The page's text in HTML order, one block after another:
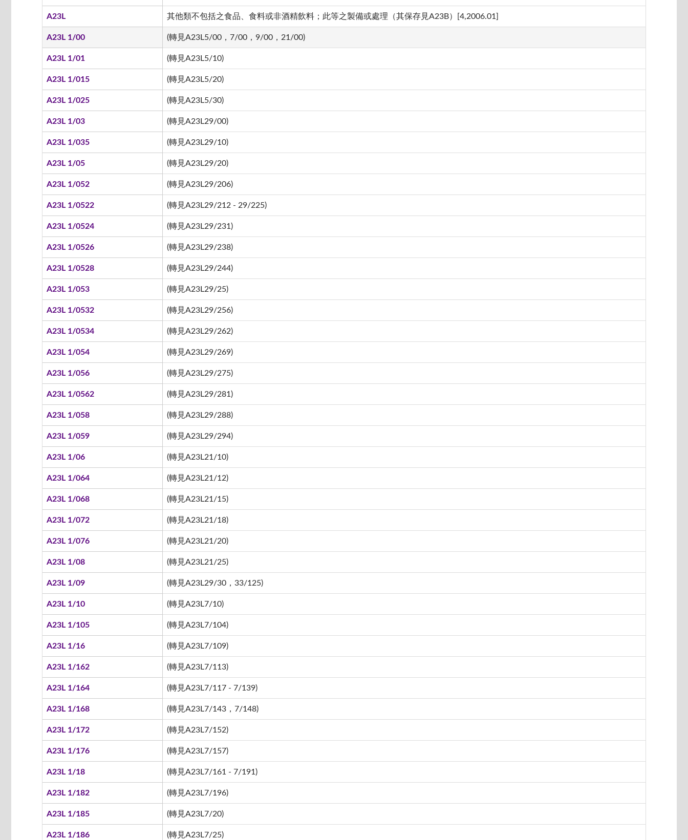
A23L 其他類不包括之食品、食料或非酒精飲料；此等之製備或處理（其保存見A23B）[4,2006.01]
A23L 1/00 (轉見A23L5/00，7/00，9/00，21/00)
A23L 1/01 (轉見A23L5/10)
A23L 1/015 (轉見A23L5/20)
A23L 1/025 (轉見A23L5/30)
A23L 1/03 (轉見A23L29/00)
A23L 1/035 (轉見A23L29/10)
A23L 1/05 (轉見A23L29/20)
A23L 1/052 (轉見A23L29/206)
A23L 1/0522 (轉見A23L29/212 - 29/225)
A23L 1/0524 (轉見A23L29/231)
A23L 1/0526 (轉見A23L29/238)
A23L 1/0528 (轉見A23L29/244)
A23L 1/053 (轉見A23L29/25)
A23L 1/0532 (轉見A23L29/256)
A23L 1/0534 (轉見A23L29/262)
A23L 1/054 (轉見A23L29/269)
A23L 1/056 (轉見A23L29/275)
A23L 1/0562 (轉見A23L29/281)
A23L 1/058 (轉見A23L29/288)
A23L 1/059 (轉見A23L29/294)
A23L 1/06 (轉見A23L21/10)
A23L 1/064 (轉見A23L21/12)
A23L 1/068 (轉見A23L21/15)
A23L 1/072 (轉見A23L21/18)
A23L 1/076 (轉見A23L21/20)
A23L 1/08 (轉見A23L21/25)
A23L 1/09 (轉見A23L29/30，33/125)
A23L 1/10 (轉見A23L7/10)
A23L 1/105 (轉見A23L7/104)
A23L 1/16 (轉見A23L7/109)
A23L 1/162 (轉見A23L7/113)
A23L 1/164 (轉見A23L7/117 - 7/139)
A23L 1/168 (轉見A23L7/143，7/148)
A23L 1/172 (轉見A23L7/152)
A23L 1/176 (轉見A23L7/157)
A23L 1/18 (轉見A23L7/161 - 7/191)
A23L 1/182 (轉見A23L7/196)
A23L 1/185 (轉見A23L7/20)
A23L 1/186 (轉見A23L7/25)